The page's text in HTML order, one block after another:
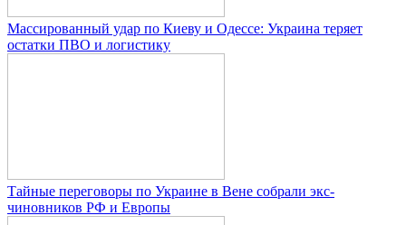
Массированный удар по Киеву и Одессе: Украина теряет
остатки ПВО и логистику
Тайные переговоры по Украине в Вене собрали экс-
чиновников РФ и Европы